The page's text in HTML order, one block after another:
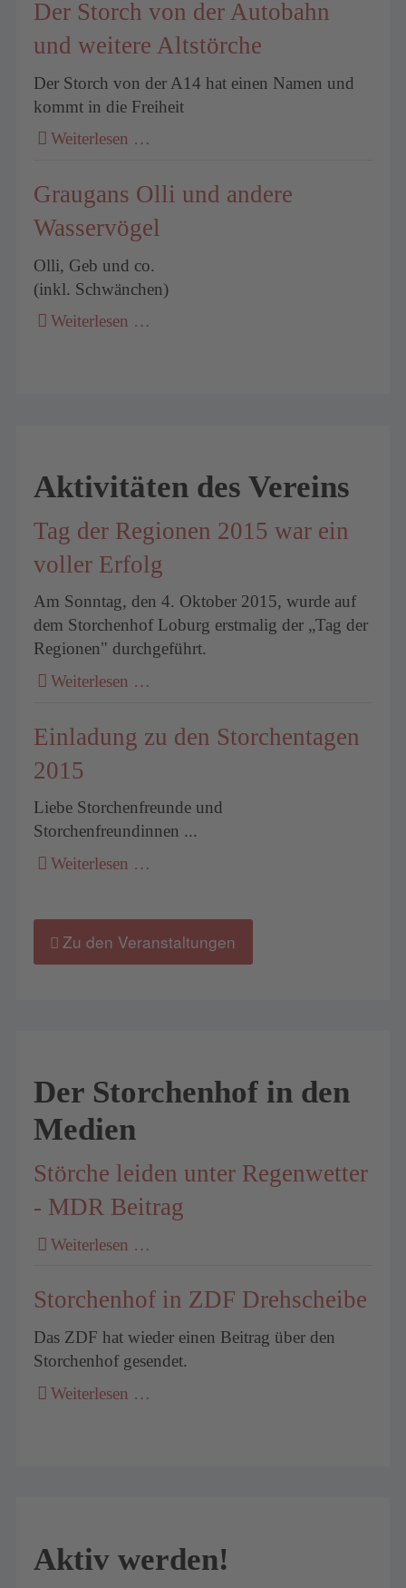
Der Storch von der Autobahn
und weitere Altstörche
Der Storch von der A14 hat einen Namen und
kommt in die Freiheit
Weiterlesen …
Graugans Olli und andere
Wasservögel
Olli, Geb und co.
(inkl. Schwänchen)
Weiterlesen …
Aktivitäten des Vereins
Tag der Regionen 2015 war ein
voller Erfolg
Am Sonntag, den 4. Oktober 2015, wurde auf
dem Storchenhof Loburg erstmalig der „Tag der
Regionen" durchgeführt.
Weiterlesen …
Einladung zu den Storchentagen
2015
Liebe Storchenfreunde und
Storchenfreundinnen ...
Weiterlesen …
Zu den Veranstaltungen
Der Storchenhof in den
Medien
Störche leiden unter Regenwetter
- MDR Beitrag
Weiterlesen …
Storchenhof in ZDF Drehscheibe
Das ZDF hat wieder einen Beitrag über den
Storchenhof gesendet.
Weiterlesen …
Aktiv werden!